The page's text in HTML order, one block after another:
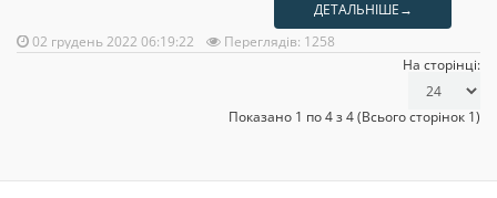
ДЕТАЛЬНІШЕ→
02 грудень 2022 06:19:22
Переглядів: 1258
На сторінці:
Показано 1 по 4 з 4 (Всього сторінок 1)